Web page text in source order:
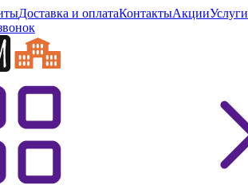
Доставка и оплатаКонтактыАкцииУслуги